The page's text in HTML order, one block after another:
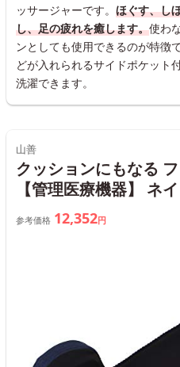
ッサージャーです。 ほぐす、し
し、足の疲れを癒します。使わ
ンとしても使用できるのが特徴
どが入れられるサイドポケット
洗濯できます。
山善
クッションにもなる
【管理医療機器】 ネ
参考価格 12,352円